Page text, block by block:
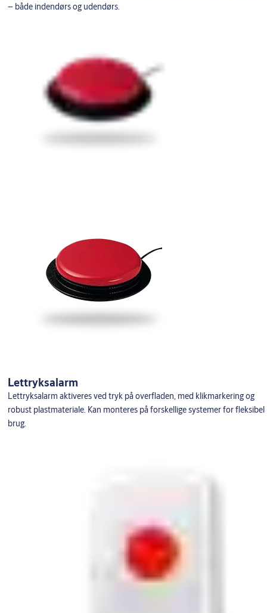
– både indendørs og udendørs.
Lettryksalarm
Lettryksalarm aktiveres ved tryk på overfladen, med klikmarkering og
robust plastmateriale. Kan monteres på forskellige systemer for fleksibel
brug.